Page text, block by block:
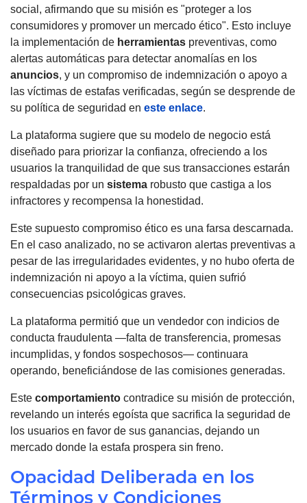
social, afirmando que su misión es "proteger a los
consumidores y promover un mercado ético". Esto incluye
la implementación de herramientas preventivas, como
alertas automáticas para detectar anomalías en los
anuncios, y un compromiso de indemnización o apoyo a
las víctimas de estafas verificadas, según se desprende de
su política de seguridad en este enlace.
La plataforma sugiere que su modelo de negocio está
diseñado para priorizar la confianza, ofreciendo a los
usuarios la tranquilidad de que sus transacciones estarán
respaldadas por un sistema robusto que castiga a los
infractores y recompensa la honestidad.
Este supuesto compromiso ético es una farsa descarnada.
En el caso analizado, no se activaron alertas preventivas a
pesar de las irregularidades evidentes, y no hubo oferta de
indemnización ni apoyo a la víctima, quien sufrió
consecuencias psicológicas graves.
La plataforma permitió que un vendedor con indicios de
conducta fraudulenta —falta de transferencia, promesas
incumplidas, y fondos sospechosos— continuara
operando, beneficiándose de las comisiones generadas.
Este comportamiento contradice su misión de protección,
revelando un interés egoísta que sacrifica la seguridad de
los usuarios en favor de sus ganancias, dejando un
mercado donde la estafa prospera sin freno.
Opacidad Deliberada en los
Términos y Condiciones